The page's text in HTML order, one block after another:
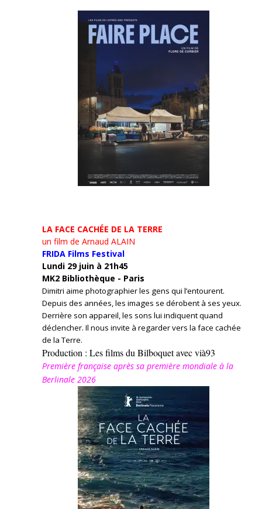
LA FACE CACHÉE DE LA TERRE
un film de Arnaud ALAIN
FRIDA Films Festival
Lundi 29 juin à 21h45
MK2 Bibliothèque - Paris
Dimitri aime photographier les gens qui l’entourent.
Depuis des années, les images se dérobent à ses yeux.
Derrière son appareil, les sons lui indiquent quand
déclencher. Il nous invite à regarder vers la face cachée
de la Terre.
Production : Les films du Bilboquet avec vià93
Première française après sa première mondiale à la
Berlinale 2026